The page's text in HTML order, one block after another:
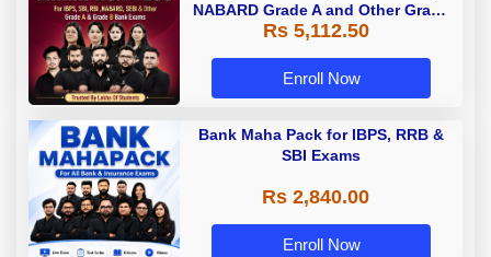
NABARD Grade A and Other Grade
A & Grade B Bank Exams
Rs 5,112.50
Enroll Now
Bank Maha Pack for IBPS, RRB &
SBI Exams
Rs 2,840.00
Enroll Now